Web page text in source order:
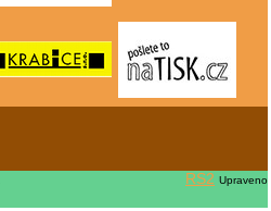
RS2 Upraveno